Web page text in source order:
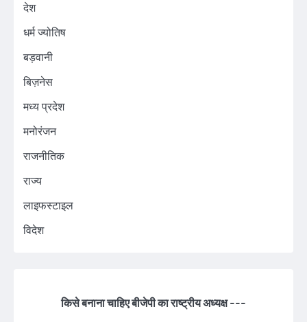
देश
धर्म ज्योतिष
बड़वानी
बिज़नेस
मध्य प्रदेश
मनोरंजन
राजनीतिक
राज्य
लाइफस्टाइल
विदेश
किसे बनाना चाहिए बीजेपी का राष्ट्रीय अध्यक्ष ---